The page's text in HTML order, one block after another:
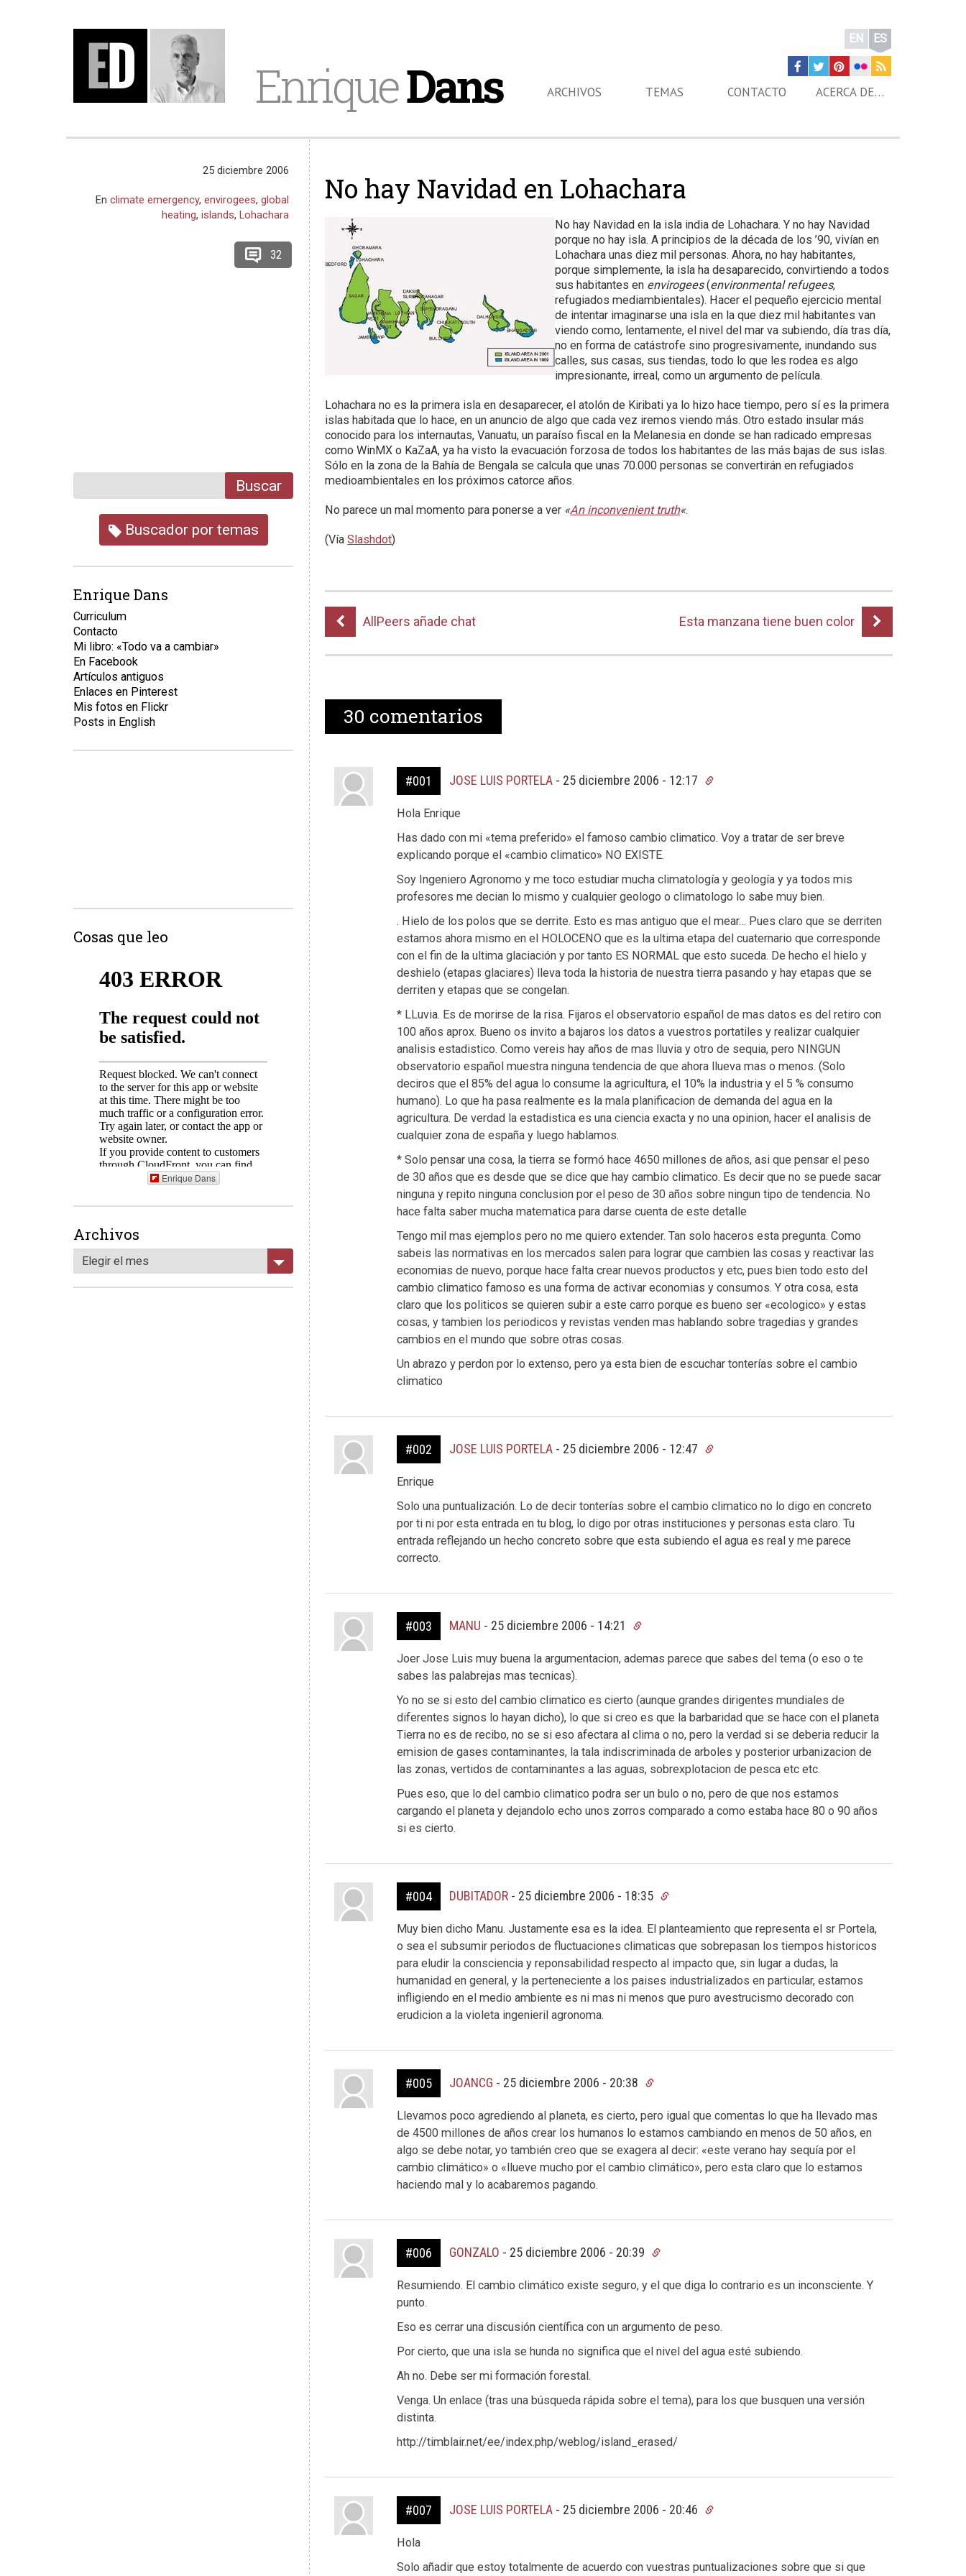
EnriqueDans
EN ES
ARCHIVOS TEMAS CONTACTO ACERCA DE…
No hay Navidad en Lohachara
No hay Navidad en la isla india de Lohachara. Y no hay Navidad
porque no hay isla. A principios de la década de los ’90, vivían en
Lohachara unas diez mil personas. Ahora, no hay habitantes,
porque simplemente, la isla ha desaparecido, convirtiendo a todos
sus habitantes en envirogees(environmental refugees,
refugiados mediambientales). Hacer el pequeño ejercicio mental
de intentar imaginarse una isla en la que diez mil habitantes van
viendo como, lentamente, el nivel del mar va subiendo, día tras día,
no en forma de catástrofe sino progresivamente, inundando sus
calles, sus casas, sus tiendas, todo lo que les rodea es algo
impresionante, irreal, como un argumento de película.
Lohachara no es la primera isla en desaparecer, el atolón de Kiribati ya lo hizo hace tiempo, pero sí es la primera
islas habitada que lo hace, en un anuncio de algo que cada vez iremos viendo más. Otro estado insular más
conocido para los internautas, Vanuatu, un paraíso fiscal en la Melanesia en donde se han radicado empresas
como WinMX o KaZaA, ya ha visto la evacuación forzosa de todos los habitantes de las más bajas de sus islas.
Sólo en la zona de la Bahía de Bengala se calcula que unas 70.000 personas se convertirán en refugiados
medioambientales en los próximos catorce años.
No parece un mal momento para ponerse a ver «An inconvenient truth«.
(VíaSlashdot)
AllPeers añade chat Esta manzana tiene buen color
30 comentarios
#001 JOSE LUIS PORTELA- 25 diciembre 2006 - 12:17
Hola Enrique
Has dado con mi «tema preferido» el famoso cambio climatico. Voy a tratar de ser breve
explicando porque el «cambio climatico» NO EXISTE.
Soy Ingeniero Agronomo y me toco estudiar mucha climatología y geología y ya todos mis
profesores me decian lo mismo y cualquier geologo o climatologo lo sabe muy bien.
. Hielo de los polos que se derrite. Esto es mas antiguo que el mear… Pues claro que se derriten
estamos ahora mismo en el HOLOCENO que es la ultima etapa del cuaternario que corresponde
con el fin de la ultima glaciación y por tanto ES NORMAL que esto suceda. De hecho el hielo y
deshielo (etapas glaciares) lleva toda la historia de nuestra tierra pasando y hay etapas que se
derriten y etapas que se congelan.
* LLuvia. Es de morirse de la risa. Fijaros el observatorio español de mas datos es del retiro con
100 años aprox. Bueno os invito a bajaros los datos a vuestros portatiles y realizar cualquier
analisis estadistico. Como vereis hay años de mas lluvia y otro de sequia, pero NINGUN
observatorio español muestra ninguna tendencia de que ahora llueva mas o menos. (Solo
deciros que el 85% del agua lo consume la agricultura, el 10% la industria y el 5 % consumo
humano). Lo que ha pasa realmente es la mala planificacion de demanda del agua en la
agricultura. De verdad la estadistica es una ciencia exacta y no una opinion, hacer el analisis de
cualquier zona de españa y luego hablamos.
* Solo pensar una cosa, la tierra se formó hace 4650 millones de años, asi que pensar el peso
de 30 años que es desde que se dice que hay cambio climatico. Es decir que no se puede sacar
ninguna y repito ninguna conclusion por el peso de 30 años sobre ningun tipo de tendencia. No
hace falta saber mucha matematica para darse cuenta de este detalle
Tengo mil mas ejemplos pero no me quiero extender. Tan solo haceros esta pregunta. Como
sabeis las normativas en los mercados salen para lograr que cambien las cosas y reactivar las
economias de nuevo, porque hace falta crear nuevos productos y etc, pues bien todo esto del
cambio climatico famoso es una forma de activar economias y consumos. Y otra cosa, esta
claro que los politicos se quieren subir a este carro porque es bueno ser «ecologico» y estas
cosas, y tambien los periodicos y revistas venden mas hablando sobre tragedias y grandes
cambios en el mundo que sobre otras cosas.
Un abrazo y perdon por lo extenso, pero ya esta bien de escuchar tonterías sobre el cambio
climatico
#002 JOSE LUIS PORTELA- 25 diciembre 2006 - 12:47
Enrique
Solo una puntualización. Lo de decir tonterías sobre el cambio climatico no lo digo en concreto
por ti ni por esta entrada en tu blog, lo digo por otras instituciones y personas esta claro. Tu
entrada reflejando un hecho concreto sobre que esta subiendo el agua es real y me parece
correcto.
#003 MANU - 25 diciembre 2006 - 14:21
Joer Jose Luis muy buena la argumentacion, ademas parece que sabes del tema (o eso o te
sabes las palabrejas mas tecnicas).
Yo no se si esto del cambio climatico es cierto (aunque grandes dirigentes mundiales de
diferentes signos lo hayan dicho), lo que si creo es que la barbaridad que se hace con el planeta
Tierra no es de recibo, no se si eso afectara al clima o no, pero la verdad si se deberia reducir la
emision de gases contaminantes, la tala indiscriminada de arboles y posterior urbanizacion de
las zonas, vertidos de contaminantes a las aguas, sobrexplotacion de pesca etc etc.
Pues eso, que lo del cambio climatico podra ser un bulo o no, pero de que nos estamos
cargando el planeta y dejandolo echo unos zorros comparado a como estaba hace 80 o 90 años
si es cierto.
#004 DUBITADOR- 25 diciembre 2006 - 18:35
Muy bien dicho Manu. Justamente esa es la idea. El planteamiento que representa el sr Portela,
o sea el subsumir periodos de fluctuaciones climaticas que sobrepasan los tiempos historicos
para eludir la consciencia y reponsabilidad respecto al impacto que, sin lugar a dudas, la
humanidad en general, y la perteneciente a los paises industrializados en particular, estamos
infligiendo en el medio ambiente es ni mas ni menos que puro avestrucismo decorado con
erudicion a la violeta ingenieril agronoma.
#005 JOANCG - 25 diciembre 2006 - 20:38
Llevamos poco agrediendo al planeta, es cierto, pero igual que comentas lo que ha llevado mas
de 4500 millones de años crear los humanos lo estamos cambiando en menos de 50 años, en
algo se debe notar, yo también creo que se exagera al decir: «este verano hay sequía por el
cambio climático» o «llueve mucho por el cambio climático», pero esta claro que lo estamos
haciendo mal y lo acabaremos pagando.
#006 GONZALO - 25 diciembre 2006 - 20:39
Resumiendo. El cambio climático existe seguro, y el que diga lo contrario es un inconsciente. Y
punto.
Eso es cerrar una discusión científica con un argumento de peso.
Por cierto, que una isla se hunda no significa que el nivel del agua esté subiendo.
Ah no. Debe ser mi formación forestal.
Venga. Un enlace (tras una búsqueda rápida sobre el tema), para los que busquen una versión
distinta.
http://timblair.net/ee/index.php/weblog/island_erased/
#007 JOSE LUIS PORTELA- 25 diciembre 2006 - 20:46
Hola
Solo añadir que estoy totalmente de acuerdo con vuestras puntualizaciones sobre que si que
25 diciembre 2006
Enclimate emergency,envirogees,global
heating,islands,Lohachara
32
Buscar
Buscador por temas
Enrique Dans
Curriculum
Contacto
Mi libro: «Todo va a cambiar»
En Facebook
Artículos antiguos
Enlaces en Pinterest
Mis fotos en Flickr
Posts in English
Cosas que leo
Enrique Dans
Archivos
Elegir el mes